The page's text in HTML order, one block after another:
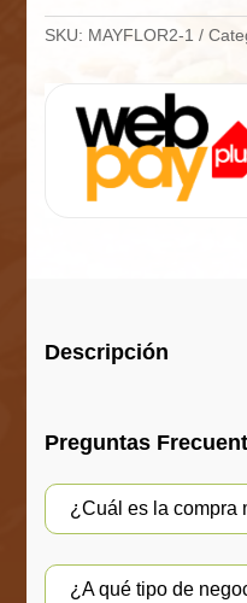
10
Kg
SKU: MAYFLOR2-1
Descripción
Preguntas
¿Cuál es la compra
¿A qué tipo de